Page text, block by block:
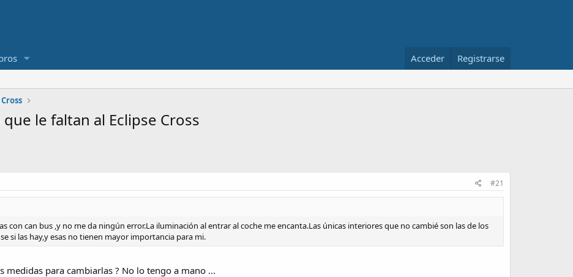
Acceder Registrarse
le faltan al Eclipse Cross
#21
con can bus ,y no me da ningún error.La iluminación al entrar al coche me encanta.Las únicas interiores que no cambié son las de los
si las hay,y esas no tienen mayor importancia para mi.
medidas para cambiarlas ? No lo tengo a mano ...